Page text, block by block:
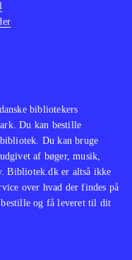
bibliotekers
Du kan bestille
Du kan bruge
af bøger, musik,
Bibliotek.dk er altså ikke
over hvad der findes på
og få leveret til dit